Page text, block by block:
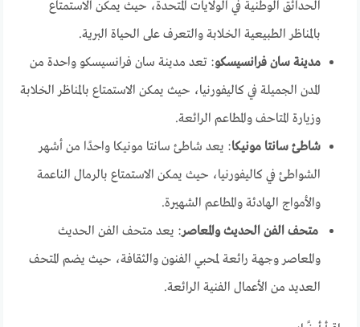
الحدائق الوطنية في الولايات المتحدة، حيث يمكن الاستمتاع
بالمناظر الطبيعية الخلابة والتعرف على الحياة البرية.
مدينة سان فرانسيسكو: تعد مدينة سان فرانسيسكو واحدة من
المدن الجميلة في كاليفورنيا، حيث يمكن الاستمتاع بالمناظر الخلابة
وزيارة المتاحف والمطاعم الرائعة.
شاطئ سانتا مونيكا: يعد شاطئ سانتا مونيكا واحدًا من أشهر
الشواطئ في كاليفورنيا، حيث يمكن الاستمتاع بالرمال الناعمة
والأمواج الهادئة والمطاعم الشهيرة.
متحف الفن الحديث والمعاصر: يعد متحف الفن الحديث
والمعاصر وجهة رائعة لمحبي الفنون والثقافة، حيث يضم المتحف
العديد من الأعمال الفنية الرائعة.